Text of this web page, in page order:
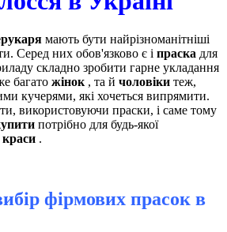
мають бути найрізноманітніші
Серед них обов'язково є і праска для
складно зробити гарне укладання
багато жінок, та й чоловіки теж,
кучерями, які хочеться випрямити.
використовуючи праски, і саме тому
потрібно для будь-якої
краси .
фірмових прасок в